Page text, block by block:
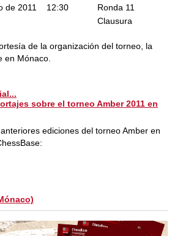
de 2011
12:30
Ronda 11
Clausura
de la organización del torneo, la
en Mónaco.
sobre el torneo Amber 2011 en
ediciones del torneo Amber en